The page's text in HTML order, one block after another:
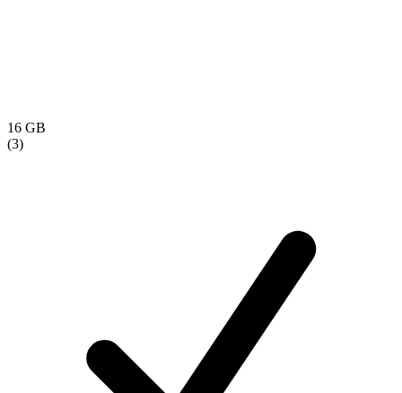
16 GB
(3)